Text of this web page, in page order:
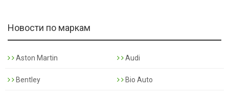
Новости по маркам
Aston Martin Audi
Bentley Bio Auto